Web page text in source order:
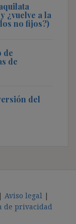
¿vuelve a la
no fijos?)
de
de
del
Aviso legal |
de privacidad